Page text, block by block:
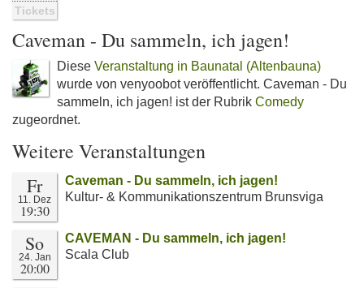
Tickets
Caveman - Du sammeln, ich jagen!
Diese Veranstaltung in Baunatal (Altenbauna)
wurde von venyoobot veröffentlicht. Caveman - Du
sammeln, ich jagen! ist der Rubrik Comedy
zugeordnet.
Weitere Veranstaltungen
Fr
11. Dez
19:30
Caveman - Du sammeln, ich jagen!
Kultur- & Kommunikationszentrum Brunsviga
So
24. Jan
20:00
CAVEMAN - Du sammeln, ich jagen!
Scala Club